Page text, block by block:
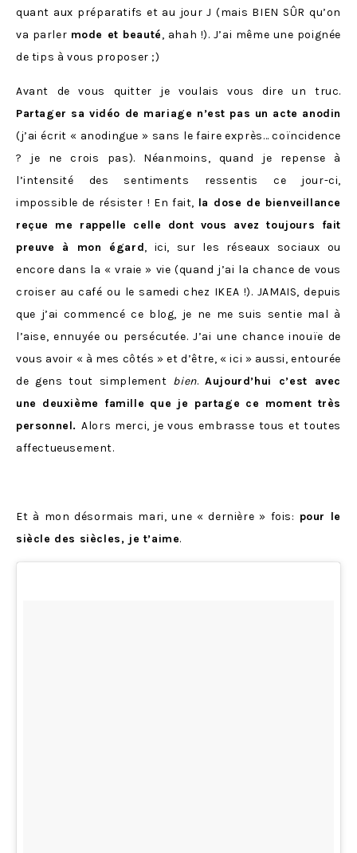
quant aux préparatifs et au jour J (mais BIEN SÛR qu’on
va parler mode et beauté, ahah !). J’ai même une poignée
de tips à vous proposer ;)
Avant de vous quitter je voulais vous dire un truc.
Partager sa vidéo de mariage n’est pas un acte anodin
(j’ai écrit « anodingue » sans le faire exprès… coïncidence
? je ne crois pas). Néanmoins, quand je repense à
l’intensité des sentiments ressentis ce jour-ci,
impossible de résister ! En fait, la dose de bienveillance
reçue me rappelle celle dont vous avez toujours fait
preuve à mon égard, ici, sur les réseaux sociaux ou
encore dans la « vraie » vie (quand j’ai la chance de vous
croiser au café ou le samedi chez IKEA !). JAMAIS, depuis
que j’ai commencé ce blog, je ne me suis sentie mal à
l’aise, ennuyée ou persécutée. J’ai une chance inouïe de
vous avoir « à mes côtés » et d’être, « ici » aussi, entourée
de gens tout simplement bien.Aujourd’hui c’est avec
une deuxième famille que je partage ce moment très
personnel.Alors merci, je vous embrasse tous et toutes
affectueusement.
Et à mon désormais mari, une « dernière » fois: pour le
siècle des siècles, je t’aime.